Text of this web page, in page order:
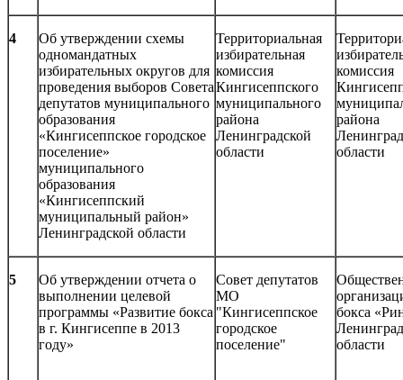
4
Об утверждении схемы
одномандатных
избирательных округов для
проведения выборов Совета
депутатов муниципального
образования
«Кингисеппское городское
поселение»
муниципального
образования
«Кингисеппский
муниципальный район»
Ленинградской области
Территориальная
избирательная
комиссия
Кингисеппского
муниципального
района
Ленинградской
области
комиссия
района
области
5
Об утверждении отчета о
выполнении целевой
программы «Развитие бокса
в г. Кингисеппе в 2013
году»
Совет депутатов
МО
"Кингисеппское
городское
поселение"
бокса
области